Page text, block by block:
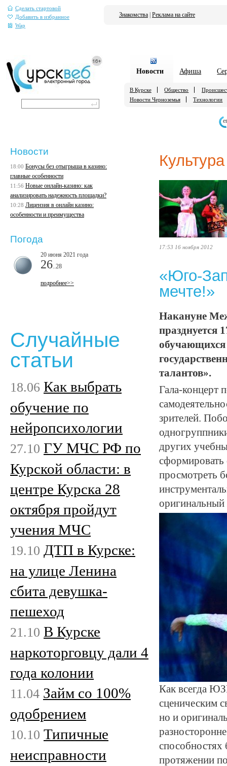
Сделать стартовой
Добавить в избранное
Wap
Знакомства Реклама на сайте
Новости Афиша
В Курске Общество
Новости Черноземья
Технологии
Культура
17:53 16 ноября 2012
«Юго-
мечте!»
Накануне
празднуется
талантов».
Гала-концерт
зрителей.
других
просмотреть
оригинальный
Как всегда
сценическим
но и
способностях
протяжении
Новости
18:00 Бонусы без отыгрыша в казино:
главные особенности
11:56 Новые онлайн-казино: как
анализировать надежность площадки?
10:28 Лицензия в онлайн казино:
особенности и преимущества
Погода
20 июня 2021 года
26 ..28
подробнее>>
Случайные
статьи
18.06 Как выбрать
обучение по
нейропсихологии
27.10 ГУ МЧС РФ по
Курской области: в
центре Курска 28
октября пройдут
учения МЧС
19.10 ДТП в Курске:
на улице Ленина
сбита девушка-
пешеход
21.10 В Курске
наркоторговцу дали 4
года колонии
11.04 Займ со 100%
одобрением
10.10 Типичные
неисправности